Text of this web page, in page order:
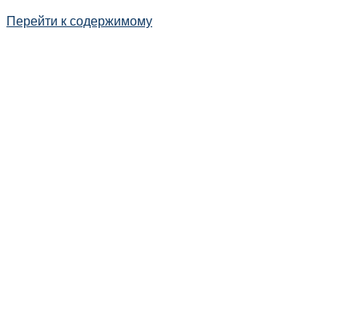
Перейти к содержимому